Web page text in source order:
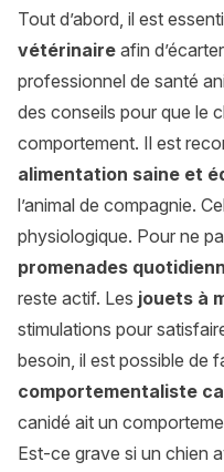
Tout d’abord, il est
vétérinaire afin
professionnel de santé
des conseils pour que le
comportement. Il est
alimentation saine et
l’animal de compagnie.
physiologique. Pour ne
promenades
reste actif. Les jouets à
stimulations pour
besoin, il est possible de
comportementaliste
canidé ait un
Est-ce grave si un chien